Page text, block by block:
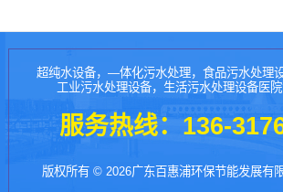
超纯水设备，—体化污水处理，食品污水处理
工业污水处理设备，生活污水处理设备医
服务热线：136-
版权所有 © 2026广东百惠浦环保节能发展有